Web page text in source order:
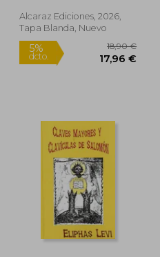
Alcaraz Ediciones, 2026,
Tapa Blanda, Nuevo
Rápido